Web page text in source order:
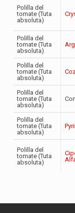
Polilla del
tomate (Tuta
absoluta)
Polilla del
tomate (Tuta
absoluta)
Polilla del
tomate (Tuta
absoluta)
Polilla del
tomate (Tuta
absoluta)
Polilla del
tomate (Tuta
absoluta)
Polilla del
tomate (Tuta
absoluta)